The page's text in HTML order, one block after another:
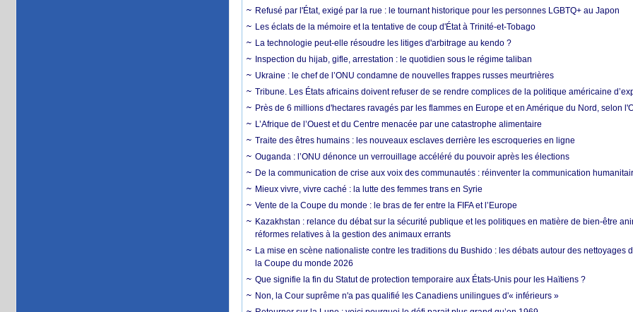
Refusé par l'État, exigé par la rue : le tournant historique pour les personnes LGBTQ+ au Japon
Les éclats de la mémoire et la tentative de coup d'État à Trinité-et-Tobago
La technologie peut-elle résoudre les litiges d'arbitrage au kendo ?
Inspection du hijab, gifle, arrestation : le quotidien sous le régime taliban
Ukraine : le chef de l’ONU condamne de nouvelles frappes russes meurtrières
Tribune. Les États africains doivent refuser de se rendre complices de la politique américaine
Près de 6 millions d'hectares ravagés par les flammes en Europe et en Amérique du Nord, selon
L’Afrique de l’Ouest et du Centre menacée par une catastrophe alimentaire
Traite des êtres humains : les nouveaux esclaves derrière les escroqueries en ligne
Ouganda : l’ONU dénonce un verrouillage accéléré du pouvoir après les élections
De la communication de crise aux voix des communautés : réinventer la communication
Mieux vivre, vivre caché : la lutte des femmes trans en Syrie
Vente de la Coupe du monde : le bras de fer entre la FIFA et l’Europe
Kazakhstan : relance du débat sur la sécurité publique et les politiques en matière de bien-être
réformes relatives à la gestion des animaux errants
La mise en scène nationaliste contre les traditions du Bushido : les débats autour des nettoyages
la Coupe du monde 2026
Que signifie la fin du Statut de protection temporaire aux États-Unis pour les Haïtiens ?
Non, la Cour suprême n'a pas qualifié les Canadiens unilingues d'« inférieurs »